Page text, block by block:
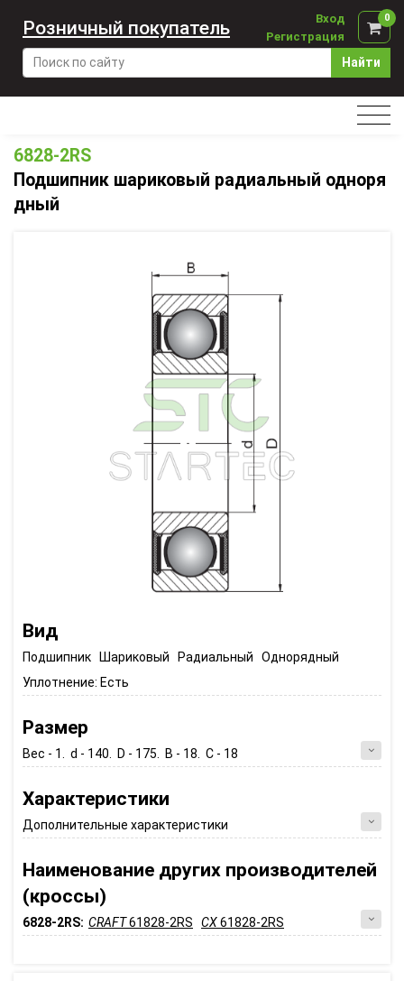
Найти
Вход
Регистрация
0
Розничный покупатель
6828-2RS
Подшипник шариковый радиальный одноря
дный
Вид
Подшипник Шариковый Радиальный Однорядный
Уплотнение: Есть
Размер
Вес - 1. d - 140. D - 175. B - 18. C - 18
Характеристики
Дополнительные характеристики
Наименование других производителей
(кроссы)
6828-2RS: CRAFT61828-2RS CX61828-2RS